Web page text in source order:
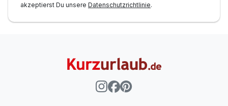
akzeptierst Du unsere Datenschutzrichtlinie.